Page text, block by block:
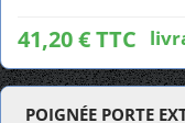
41,20 € TTC
POIGNÉE PORTE